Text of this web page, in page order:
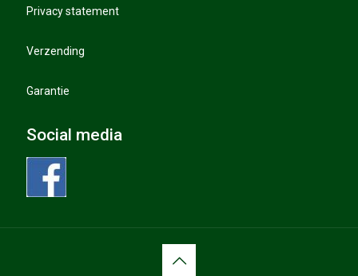
Privacy statement
Verzending
Garantie
Social media